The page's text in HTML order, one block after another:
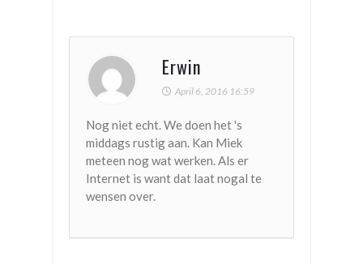
Erwin
April 6, 2016 16:59
Nog niet echt. We doen het 's
middags rustig aan. Kan Miek
meteen nog wat werken. Als er
Internet is want dat laat nogal te
wensen over.